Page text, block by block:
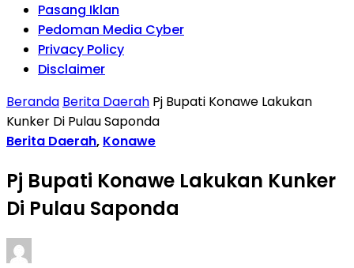
Pasang Iklan
Pedoman Media Cyber
Privacy Policy
Disclaimer
Beranda Berita Daerah Pj Bupati Konawe Lakukan
Kunker Di Pulau Saponda
Berita Daerah, Konawe
Pj Bupati Konawe Lakukan Kunker
Di Pulau Saponda